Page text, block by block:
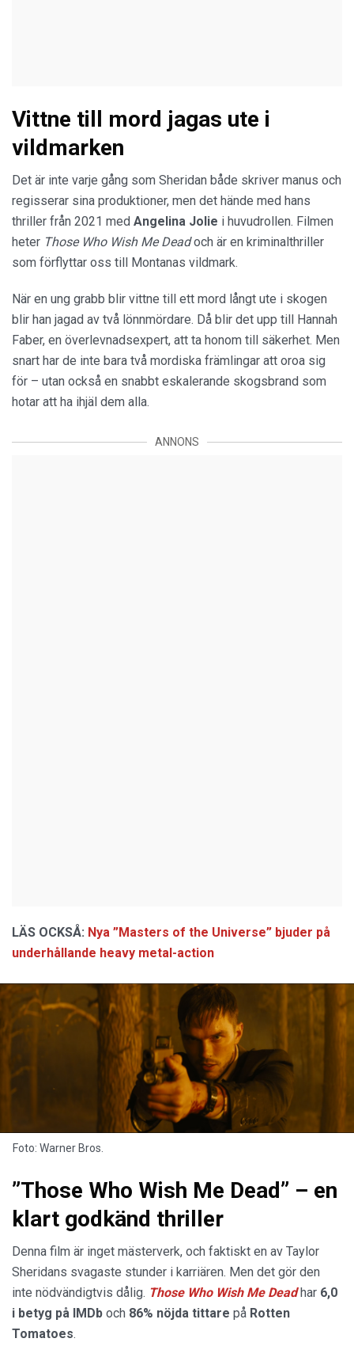
Vittne till mord jagas ute i
vildmarken
Det är inte varje gång som Sheridan både skriver manus och
regisserar sina produktioner, men det hände med hans
thriller från 2021 med Angelina Jolie i huvudrollen. Filmen
heter Those Who Wish Me Deadoch är en kriminalthriller
som förflyttar oss till Montanas vildmark.
När en ung grabb blir vittne till ett mord långt ute i skogen
blir han jagad av två lönnmördare. Då blir det upp till Hannah
Faber, en överlevnadsexpert, att ta honom till säkerhet. Men
snart har de inte bara två mordiska främlingar att oroa sig
för – utan också en snabbt eskalerande skogsbrand som
hotar att ha ihjäl dem alla.
ANNONS
LÄS OCKSÅ: Nya ”Masters of the Universe” bjuder på
underhållande heavy metal-action
Foto: Warner Bros.
”Those Who Wish Me Dead” – en
klart godkänd thriller
Denna film är inget mästerverk, och faktiskt en av Taylor
Sheridans svagaste stunder i karriären. Men det gör den
inte nödvändigtvis dålig. Those Who Wish Me Dead har 6,0
i betyg på IMDb och 86% nöjda tittare på Rotten
Tomatoes.